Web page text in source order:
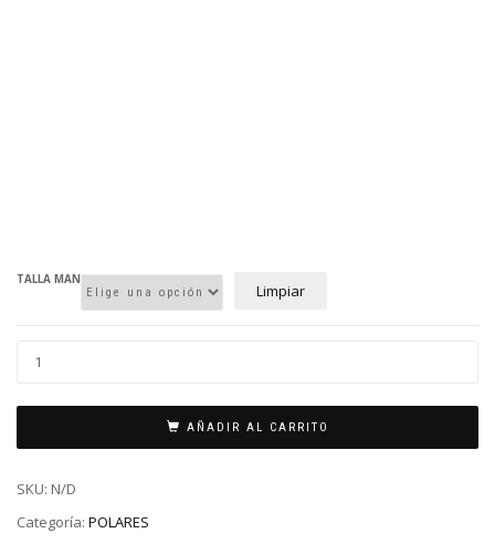
TALLA MAN
Limpiar
AÑADIR AL CARRITO
SKU: N/D
Categoría: POLARES